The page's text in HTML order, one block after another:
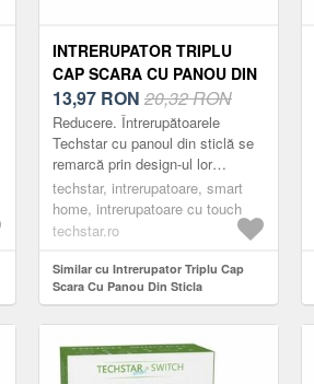
INTRERUPATOR TRIPLU
CAP SCARA CU PANOU DIN
STICLA SECURIZATA
TECHSTAR® TGS 01, 220V,
16A, 86 X 86 MM, NEGRU,
CU 3 FAZE
13,97 RON 20,32 RON
Reducere. Întrerupătoarele
Techstar cu panoul din sticlă se
remarcă prin design-ul lor
compact, elegant și minimalist.
Acestea sunt practice, fabricate
din m...
techstar, intrerupatoare, smart
home, intrerupatoare cu touch
techstar.ro
Similar cu Intrerupator Triplu Cap
Scara Cu Panou Din Sticla
Securizata Techstar® TGS 01, 220V,
16A, 86 X 86 Mm, Negru, cu 3 Faze